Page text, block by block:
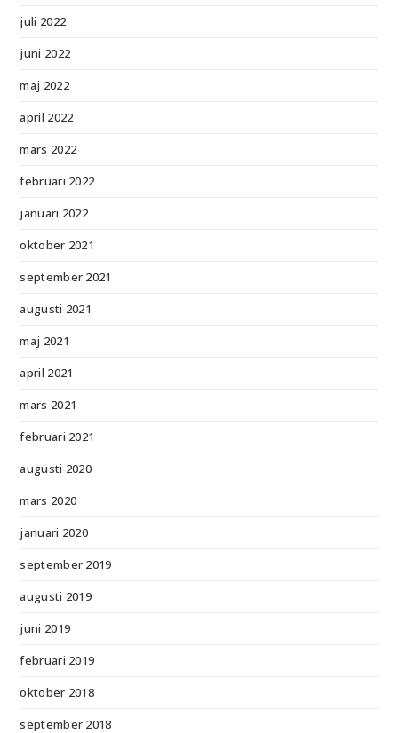
juli 2022
juni 2022
maj 2022
april 2022
mars 2022
februari 2022
januari 2022
oktober 2021
september 2021
augusti 2021
maj 2021
april 2021
mars 2021
februari 2021
augusti 2020
mars 2020
januari 2020
september 2019
augusti 2019
juni 2019
februari 2019
oktober 2018
september 2018